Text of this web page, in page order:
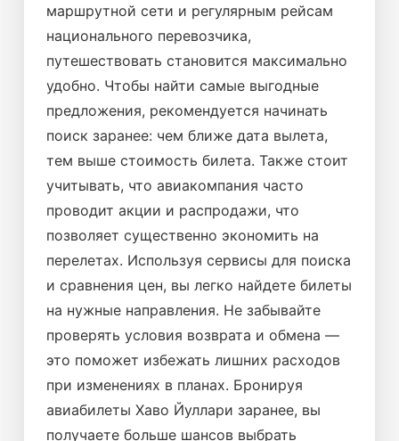
маршрутной сети и регулярным рейсам
национального перевозчика,
путешествовать становится максимально
удобно. Чтобы найти самые выгодные
предложения, рекомендуется начинать
поиск заранее: чем ближе дата вылета,
тем выше стоимость билета. Также стоит
учитывать, что авиакомпания часто
проводит акции и распродажи, что
позволяет существенно экономить на
перелетах. Используя сервисы для поиска
и сравнения цен, вы легко найдете билеты
на нужные направления. Не забывайте
проверять условия возврата и обмена —
это поможет избежать лишних расходов
при изменениях в планах. Бронируя
авиабилеты Хаво Йуллари заранее, вы
получаете больше шансов выбрать